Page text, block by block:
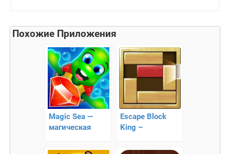
Похожие Приложения
Magic Sea —
магическая
Escape Block
King –
красный блок